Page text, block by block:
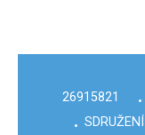
26915821 •
•